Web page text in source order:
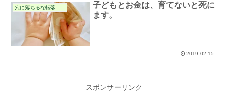
穴に落ちるな転落予防の件
子どもとお金は、育てないと死に
ます。
2019.02.15
スポンサーリンク